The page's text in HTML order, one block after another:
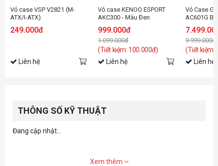
Vỏ case VSP V2821 (M-
ATX/I-ATX)
249.000đ
Liên hệ
Vỏ case KENOO ESPORT
AKC300 - Màu Đen
999.000đ
1.099.000đ
(Tiết kiệm: 100.000đ)
Liên hệ
Vỏ Case
AC601G
9.999.000đ
(Tiết kiệm:
Liên hệ
THÔNG SỐ KỸ THUẬT
Đang cập nhật...
Xem thêm